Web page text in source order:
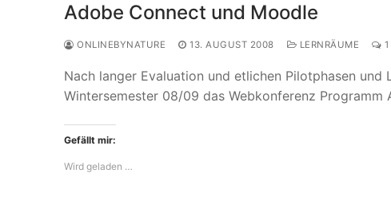
Adobe Connect und Moodle
ONLINEBYNATURE 13. AUGUST 2008 LERNRÄUME
Nach langer Evaluation und etlichen Pilotphasen
Wintersemester 08/09 das Webkonferenz
Gefällt mir:
Wird geladen …